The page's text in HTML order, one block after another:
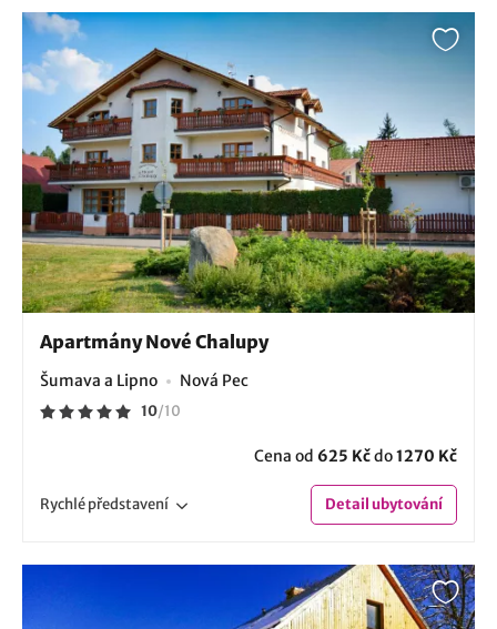
Apartmány Nové Chalupy
Šumava a Lipno Nová Pec
10/10
Cena od 625 Kčdo1270 Kč
Rychlépředstavení Detailubytování